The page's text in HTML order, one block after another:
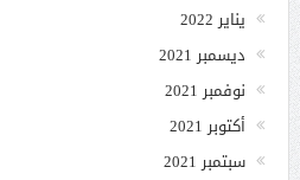
يناير 2022
ديسمبر 2021
نوفمبر 2021
أكتوبر 2021
سبتمبر 2021